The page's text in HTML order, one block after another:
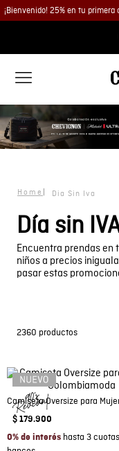
¡Bienvenido! 25% en tu primera
Dia Sin Iva
Día sin
Encuentra prendas en
niños a precios
pasar estas
2360 productos
$ 179.900
0% de interés hasta 3 cuotas